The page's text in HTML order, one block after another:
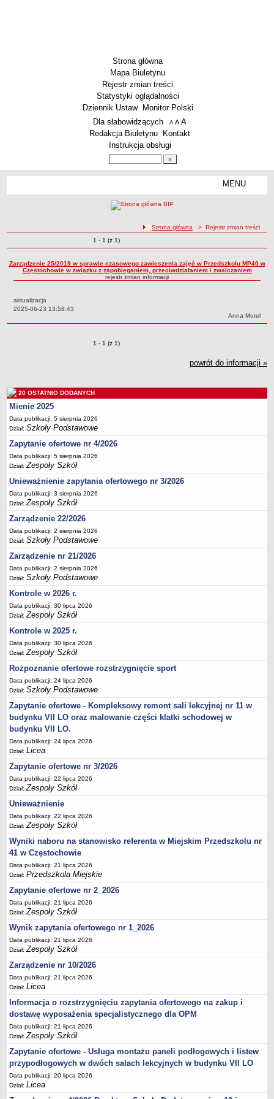
Strona główna
Mapa Biuletynu
Rejestr zmian treści
Statystyki oglądalności
Dziennik Ustaw
Monitor Polski
Menu dodatkowe
Dla słabowidzących A pomniejsz czcionkę
A standardowy rozmiar czcionki
A
Redakcja Biuletynu
Kontakt
Instrukcja obsługi
MENU
Techniczne Zakłady Naukowe
PRZEDSZKOLA
ARCHIWUM SZKÓŁ I PLACÓWEK
Wielofunkcyjna Placówka
Specjalny Ośrodek nr 5
BURSA MIEJSKA
Dane podstawowe
Statut
Majątek
Godziny dyżurów
Ogłoszenie
Zarządzenia
Kontrole
Rejestry, ewidencje, archiwa
Sprawozdania
Deklaracja dostępności
PORADNIE PSYCHOLOGICZNO-PEDAGOGICZNE
Zespół Poradni
Dane podstawowe
Statut
Majątek
Godziny dyżurów
Ogłoszenia
Zarządzenia
Rejestry, ewidencje, archiwa
Kontrole
PONOWNE WYKORZYSTYWANIE
Sprawozdania
Deklaracja dostępności
DEKLARACJA DOSTĘPNOŚCI
OŚWIADCZENIA MAJĄTKOWE
PONOWNE WYKORZYSTYWANIE
UDOSTĘPNIANIE INFORMACJI PUBLICZNEJ
OCHRONA DANYCH OSOBOWYCH
ścieżka nawigacji
Strona główna > Rejestr zmian treści
Zmiany o pozycjach
1 - 1 (z 1)
Zarządzenie 25/2019 w sprawie czasowego zawieszenia zajęć w Przedszkolu MP40 w
Częstochowie w związku z zapobieganiem, przeciwdziałaniem i zwalczaniem
rejestr zmian informacji
aktualizacja
Data:
2025-06-23 13:58:43
Autor:
Anna Morel
Zmiany o pozycjach
1 - 1 (z 1)
powrót do informacji »
20 OSTATNIO DODANYCH
Mienie 2025
Data publikacji: 5 sierpnia 2026
Dział:Szkoły Podstawowe
Zapytanie ofertowe nr 4/2026
Data publikacji: 5 sierpnia 2026
Dział:Zespoły Szkół
Unieważnienie zapytania ofertowego nr 3/2026
Data publikacji: 3 sierpnia 2026
Dział:Zespoły Szkół
Zarządzenie 22/2026
Data publikacji: 2 sierpnia 2026
Dział:Szkoły Podstawowe
Zarządzenie nr 21/2026
Data publikacji: 2 sierpnia 2026
Dział:Szkoły Podstawowe
Kontrole w 2026 r.
Data publikacji: 30 lipca 2026
Dział:Zespoły Szkół
Kontrole w 2025 r.
Data publikacji: 30 lipca 2026
Dział:Zespoły Szkół
Rozpoznanie ofertowe rozstrzygnięcie sport
Data publikacji: 24 lipca 2026
Dział:Szkoły Podstawowe
Zapytanie ofertowe - Kompleksowy remont sali lekcyjnej nr 11 w
budynku VII LO oraz malowanie części klatki schodowej w
budynku VII LO.
Data publikacji: 24 lipca 2026
Dział:Licea
Zapytanie ofertowe nr 3/2026
Data publikacji: 22 lipca 2026
Dział:Zespoły Szkół
Unieważnienie
Data publikacji: 22 lipca 2026
Dział:Zespoły Szkół
Wyniki naboru na stanowisko referenta w Miejskim Przedszkolu nr
41 w Częstochowie
Data publikacji: 21 lipca 2026
Dział:Przedszkola Miejskie
Zapytanie ofertowe nr 2_2026
Data publikacji: 21 lipca 2026
Dział:Zespoły Szkół
Wynik zapytania ofertowego nr 1_2026
Data publikacji: 21 lipca 2026
Dział:Zespoły Szkół
Zarządzenie nr 10/2026
Data publikacji: 21 lipca 2026
Dział:Licea
Informacja o rozstrzygnięciu zapytania ofertowego na zakup i
dostawę wyposażenia specjalistycznego dla OPM
Data publikacji: 21 lipca 2026
Dział:Zespoły Szkół
Zapytanie ofertowe - Usługa montażu paneli podłogowych i listew
przypodłogowych w dwóch salach lekcyjnych w budynku VII LO
Data publikacji: 20 lipca 2026
Dział:Licea